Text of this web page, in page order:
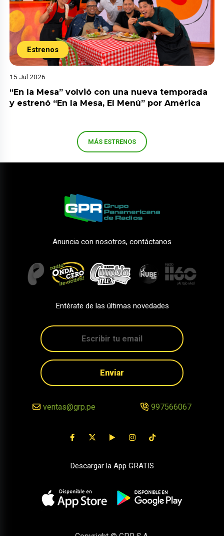
Estrenos
15 Jul 2026
“En la Mesa” volvió con una nueva temporada
y estrenó “En la Mesa, El Menú” por América
MÁS ESTRENOS
Anuncia con nosotros, contáctanos
Entérate de las últimas novedades
Enviar
ventas@grp.pe 997566067
Descargar la App GRATIS